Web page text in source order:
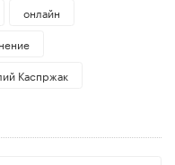
онлайн
Каспржак